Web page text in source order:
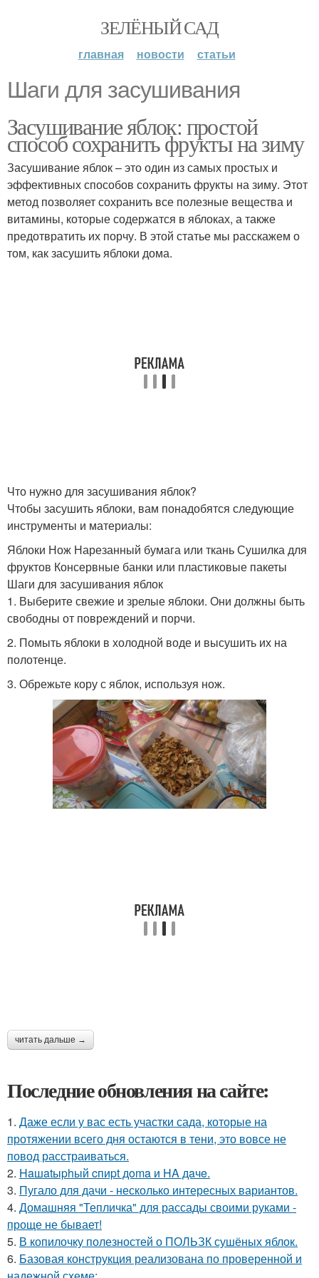
ЗЕЛЁНЫЙ САД
главная новости статьи
Шаги для засушивания
Засушивание яблок: простой
способ сохранить фрукты на зиму
Засушивание яблок – это один из самых простых и
эффективных способов сохранить фрукты на зиму. Этот
метод позволяет сохранить все полезные вещества и
витамины, которые содержатся в яблоках, а также
предотвратить их порчу. В этой статье мы расскажем о
том, как засушить яблоки дома.
Что нужно для засушивания яблок?
Чтобы засушить яблоки, вам понадобятся следующие
инструменты и материалы:
Яблоки Нож Нарезанный бумага или ткань Сушилка для
фруктов Консервные банки или пластиковые пакеты
Шаги для засушивания яблок
1. Выберите свежие и зрелые яблоки. Они должны быть
свободны от повреждений и порчи.
2. Помыть яблоки в холодной воде и высушить их на
полотенце.
3. Обрежьте кору с яблок, используя нож.
читать дальше →
Последние обновления на сайте:
1. Даже если у вас есть участки сада, которые на
протяжении всего дня остаются в тени, это вовсе не
повод расстраиваться.
2. Haшatыphый cпиpt дoma и HA дaчe.
3. Пугало для дачи - несколько интересных вариантов.
4. Домашняя "Тепличка" для рассады своими руками -
проще не бывает!
5. В копилочку полезностей о ПОЛЬЗК сушёных яблок.
6. Базовая конструкция реализована по проверенной и